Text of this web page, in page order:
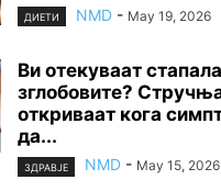
ДИЕТИ NMD - May 19, 2026
Ви отекуваат
зглобовите?
откриваат кога
да...
ЗДРАВЈЕ NMD - May 15, 2026